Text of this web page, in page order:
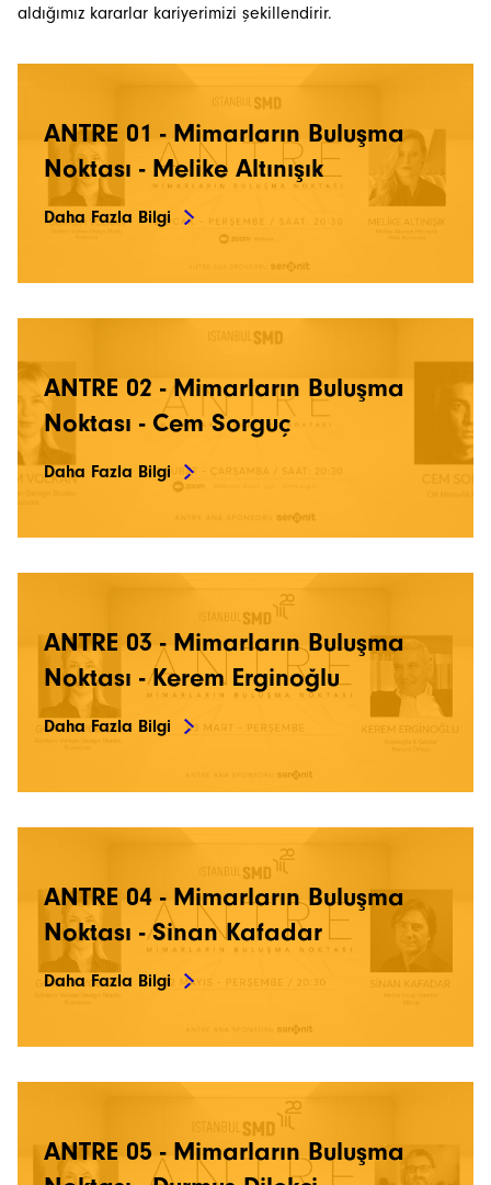
İstanbulSMD
Haberler
Etkinlikler
aldığımız kararlar kariyerimizi şekillendirir.
ANTRE 01 - Mimarların Buluşma
Noktası - Melike Altınışık
Daha Fazla Bilgi
ANTRE 02 - Mimarların Buluşma
Noktası - Cem Sorguç
Daha Fazla Bilgi
ANTRE 03 - Mimarların Buluşma
Noktası - Kerem Erginoğlu
Daha Fazla Bilgi
ANTRE 04 - Mimarların Buluşma
Noktası - Sinan Kafadar
Daha Fazla Bilgi
ANTRE 05 - Mimarların Buluşma